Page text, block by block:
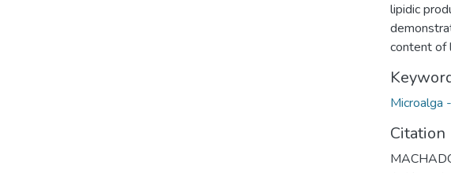
lipidic
content of
Microalga
Citation